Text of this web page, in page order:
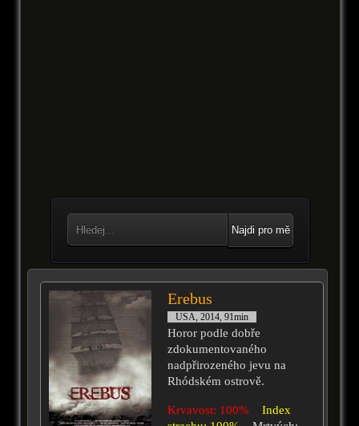
Najdi pro mě
Erebus
USA, 2014, 91min
Horor podle dobře
zdokumentovaného
nadpřirozeného jevu na
Rhódském ostrově.
Krvavost: 100%
Index